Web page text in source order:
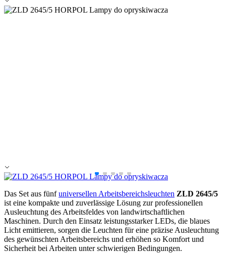
Das Set aus fünfuniversellen Arbeitsbereichsleuchten ZLD 2645/5
ist eine kompakte und zuverlässige Lösung zur professionellen
Ausleuchtung des Arbeitsfeldes von landwirtschaftlichen
Maschinen. Durch den Einsatz leistungsstarker LEDs, die blaues
Licht emittieren, sorgen die Leuchten für eine präzise Ausleuchtung
des gewünschten Arbeitsbereichs und erhöhen so Komfort und
Sicherheit bei Arbeiten unter schwierigen Bedingungen.
Alle ablehnen